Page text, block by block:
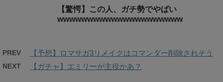
【驚愕】この人、ガチ勢でやばい
wwwwwwwwwwwwwwwwwwwww
PREV 【予想】ロマサガ3リメイクはコマンダー削除されそう
NEXT 【ガチャ】エミリーが主役かあ？